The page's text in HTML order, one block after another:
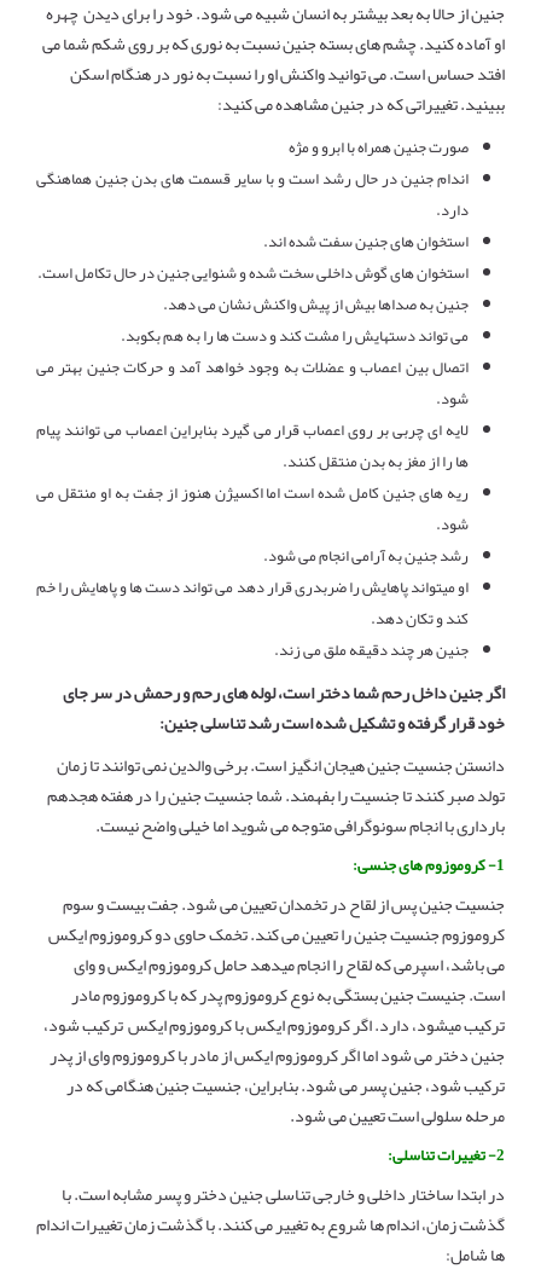
جنین از حالا به بعد بیشتر به انسان شبیه می شود. خود را برای دیدن چهره
او آماده کنید. چشم های بسته جنین نسبت به نوری که بر روی شکم شما می
افتد حساس است. می توانید واکنش او را نسبت به نور در هنگام اسکن
ببینید. تغییراتی که در جنین مشاهده می کنید:
صورت جنین همراه با ابرو و مژه
اندام جنین در حال رشد است و با سایر قسمت های بدن جنین هماهنگی
دارد.
استخوان های جنین سفت شده اند.
استخوان های گوش داخلی سخت شده و شنوایی جنین در حال تکامل است.
جنین به صداها بیش از پیش واکنش نشان می دهد.
می تواند دستهایش را مشت کند و دست ها را به هم بکوبد.
اتصال بین اعصاب و عضلات به وجود خواهد آمد و حرکات جنین بهتر می
شود.
لایه ای چربی بر روی اعصاب قرار می گیرد بنابراین اعصاب می توانند پیام
ها را از مغز به بدن منتقل کنند.
ریه های جنین کامل شده است اما اکسیژن هنوز از جفت به او منتقل می
شود.
رشد جنین به آرامی انجام می شود.
او میتواند پاهایش را ضربدری قرار دهد می تواند دست ها و پاهایش را خم
کند و تکان دهد.
جنین هر چند دقیقه ملق می زند.
اگر جنین داخل رحم شما دختر است، لوله های رحم و رحمش در سر جای
خود قرار گرفته و تشکیل شده استرشد تناسلی جنین:
دانستن جنسیت جنین هیجان انگیز است. برخی والدین نمی توانند تا زمان
تولد صبر کنند تا جنسیت را بفهمند. شما جنسیت جنین را در هفته هجدهم
بارداری با انجام سونوگرافی متوجه می شوید اما خیلی واضح نیست.
1- کروموزوم های جنسی:
جنسیت جنین پس از لقاح در تخمدان تعیین می شود. جفت بیست و سوم
کروموزوم جنسیت جنین را تعیین می کند. تخمک حاوی دو کروموزوم ایکس
می باشد، اسپرمی که لقاح را انجام میدهد حامل کروموزوم ایکس و وای
است. جنیست جنین بستگی به نوع کروموزوم پدر که با کروموزوم مادر
ترکیب میشود، دارد. اگر کروموزوم ایکس با کروموزوم ایکس ترکیب شود،
جنین دختر می شود اما اگر کروموزوم ایکس از مادر با کروموزوم وای از پدر
ترکیب شود، جنین پسر می شود. بنابراین، جنسیت جنین هنگامی که در
مرحله سلولی است تعیین می شود.
2- تغییرات تناسلی:
در ابتدا ساختار داخلی و خارجی تناسلی جنین دختر و پسر مشابه است. با
گذشت زمان، اندام ها شروع به تغییر می کنند. با گذشت زمان تغییرات اندام
ها شامل: